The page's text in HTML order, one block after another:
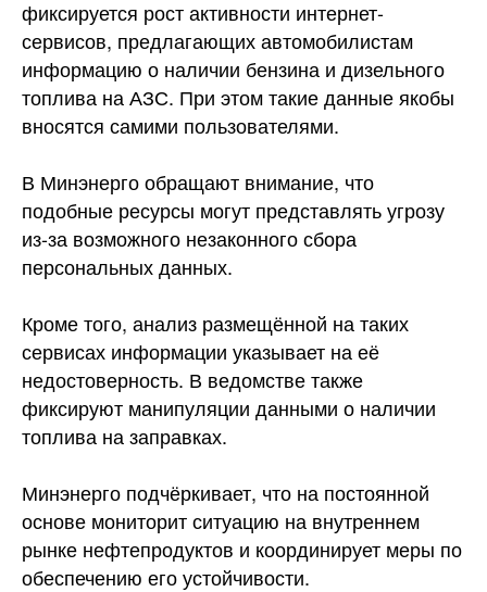
фиксируется рост активности интернет-
сервисов, предлагающих автомобилистам
информацию о наличии бензина и дизельного
топлива на АЗС. При этом такие данные якобы
вносятся самими пользователями.
В Минэнерго обращают внимание, что
подобные ресурсы могут представлять угрозу
из-за возможного незаконного сбора
персональных данных.
Кроме того, анализ размещённой на таких
сервисах информации указывает на её
недостоверность. В ведомстве также
фиксируют манипуляции данными о наличии
топлива на заправках.
Минэнерго подчёркивает, что на постоянной
основе мониторит ситуацию на внутреннем
рынке нефтепродуктов и координирует меры по
обеспечению его устойчивости.